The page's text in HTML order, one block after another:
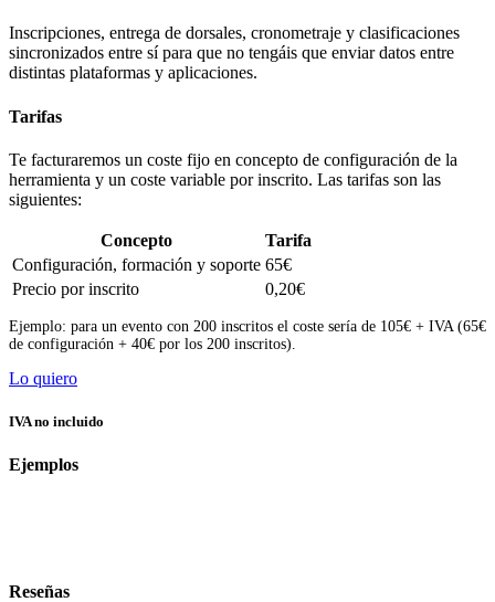
Inscripciones, entrega de dorsales, cronometraje y clasificaciones
sincronizados entre sí para que no tengáis que enviar datos entre
distintas plataformas y aplicaciones.
Tarifas
Te facturaremos un coste fijo en concepto de configuración de la
herramienta y un coste variable por inscrito. Las tarifas son las
siguientes:
Concepto
Tarifa
Configuración, formación y soporte 65€
Precio por inscrito
0,20€
Ejemplo: para un evento con 200 inscritos el coste sería de 105€ + IVA (65€
de configuración + 40€ por los 200 inscritos).
Lo quiero
IVA no incluido
Ejemplos
Reseñas